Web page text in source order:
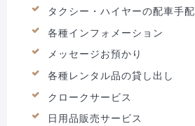
タクシー・ハイヤーの配車手配
各種インフォメーション
メッセージお預かり
各種レンタル品の貸し出し
クロークサービス
日用品販売サービス